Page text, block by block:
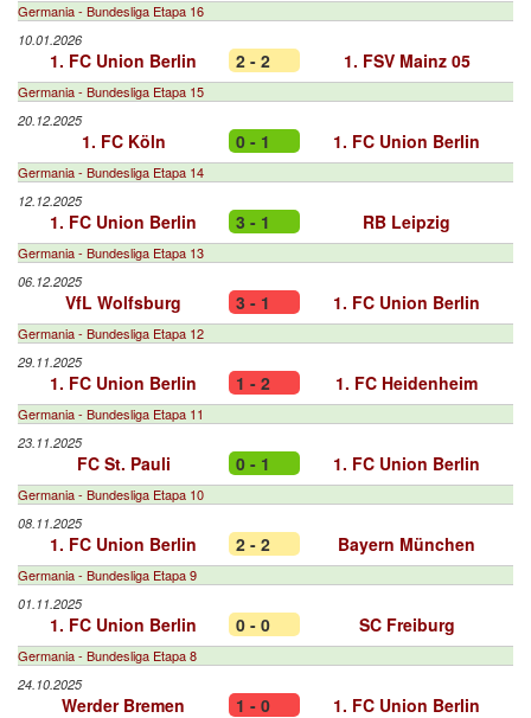
Germania - Bundesliga Etapa 16
10.01.2026
1. FC Union Berlin 2 - 2 1. FSV Mainz 05
Germania - Bundesliga Etapa 15
20.12.2025
1. FC Köln 0 - 1 1. FC Union Berlin
Germania - Bundesliga Etapa 14
12.12.2025
1. FC Union Berlin 3 - 1 RB Leipzig
Germania - Bundesliga Etapa 13
06.12.2025
VfL Wolfsburg 3 - 1 1. FC Union Berlin
Germania - Bundesliga Etapa 12
29.11.2025
1. FC Union Berlin 1 - 2 1. FC Heidenheim
Germania - Bundesliga Etapa 11
23.11.2025
FC St. Pauli 0 - 1 1. FC Union Berlin
Germania - Bundesliga Etapa 10
08.11.2025
1. FC Union Berlin 2 - 2 Bayern München
Germania - Bundesliga Etapa 9
01.11.2025
1. FC Union Berlin 0 - 0 SC Freiburg
Germania - Bundesliga Etapa 8
24.10.2025
Werder Bremen 1 - 0 1. FC Union Berlin